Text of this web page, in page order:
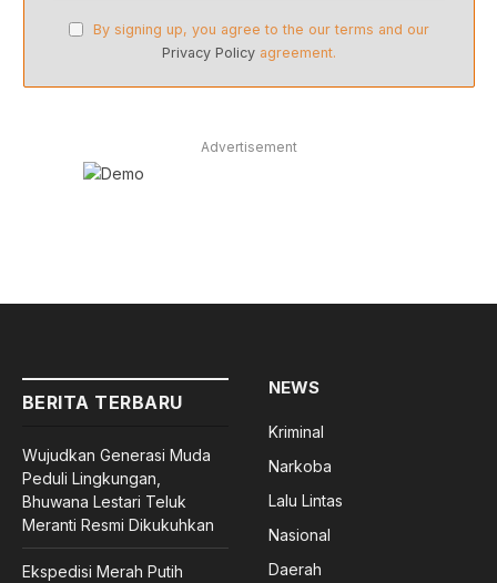
By signing up, you agree to the our terms and our
Privacy Policy agreement.
Advertisement
BERITA TERBARU
Wujudkan Generasi Muda
Peduli Lingkungan,
Bhuwana Lestari Teluk
Meranti Resmi Dikukuhkan
Ekspedisi Merah Putih
NEWS
Kriminal
Narkoba
Lalu Lintas
Nasional
Daerah